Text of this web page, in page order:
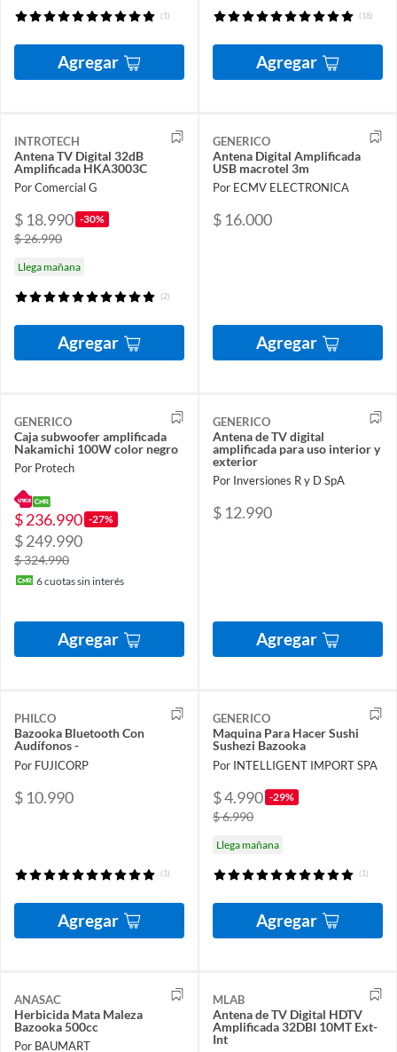
(1)
Agregar
(18)
Agregar
INTROTECH
Antena TV Digital 32dB
Amplificada HKA3003C
Por Comercial G
$ 18.990 -30%
$ 26.990
Llega mañana
(2)
Agregar
GENERICO
Antena Digital Amplificada
USB macrotel 3m
Por ECMV ELECTRONICA
$ 16.000
Agregar
GENERICO
Caja subwoofer amplificada
Nakamichi 100W color negro
Por Protech
$ 236.990 -27%
$ 249.990
$ 324.990
6cuotas sin interés
Agregar
GENERICO
Antena de TV digital
amplificada para uso interior y
exterior
Por Inversiones R y D SpA
$ 12.990
Agregar
PHILCO
Bazooka Bluetooth Con
Audífonos -
Por FUJICORP
$ 10.990
(1)
Agregar
GENERICO
Maquina Para Hacer Sushi
Sushezi Bazooka
Por INTELLIGENT IMPORT SPA
$ 4.990 -29%
$ 6.990
Llega mañana
(1)
Agregar
ANASAC
Herbicida Mata Maleza
Bazooka 500cc
Por BAUMART
MLAB
Antena de TV Digital HDTV
Amplificada 32DBI 10MT Ext-
Int